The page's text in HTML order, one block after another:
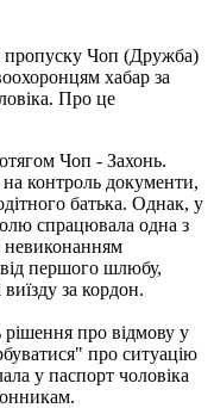
пропуску Чоп (Дружба)
хабар за
Про це
Чоп - Захонь.
контроль документи,
батька. Однак, у
спрацювала одна з
невиконанням
першого шлюбу,
за кордон.
рішення про відмову у
про ситуацію
у паспорт чоловіка